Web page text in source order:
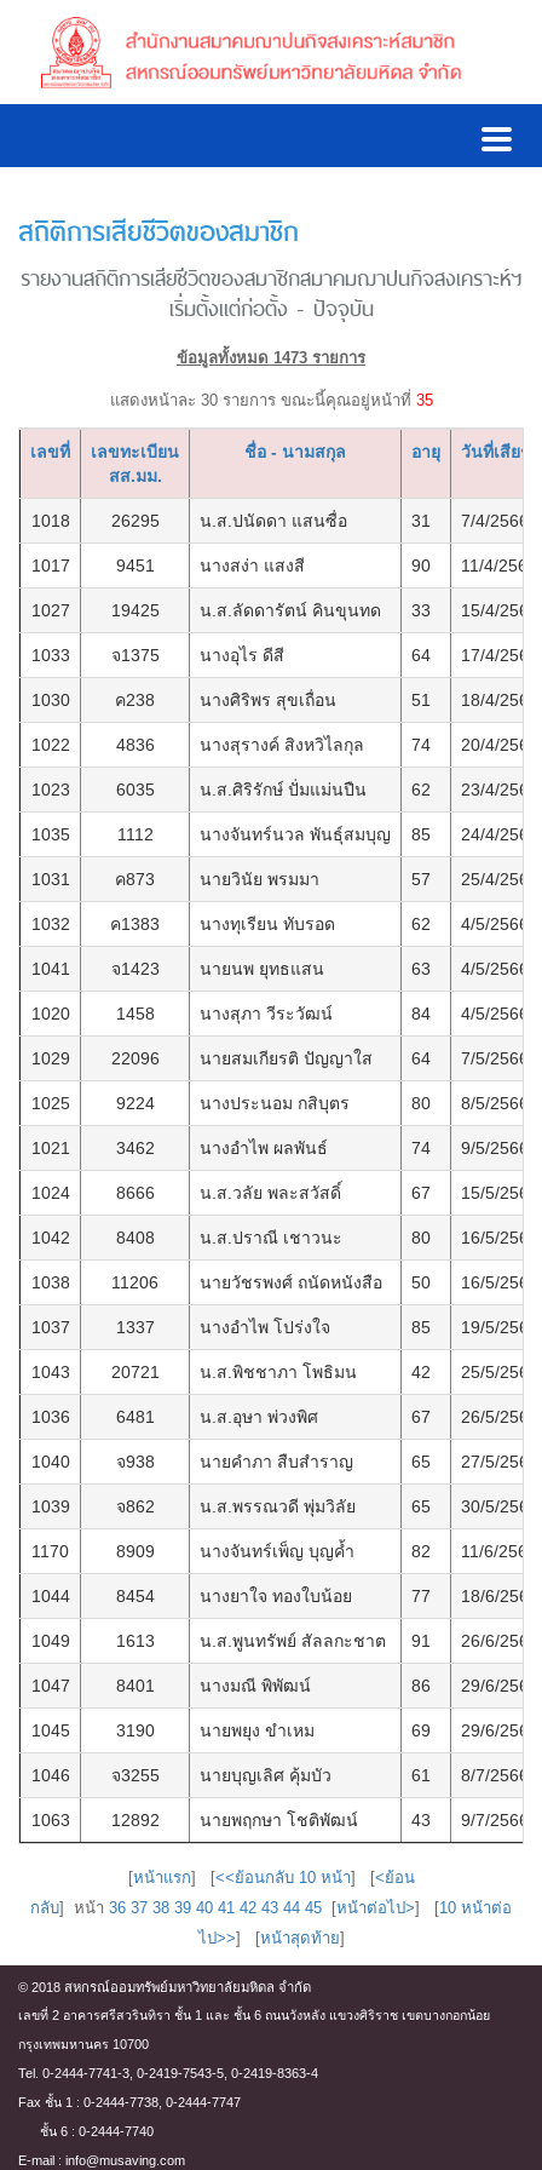
สถิติการเสียชีวิตของสมาชิก
รายงานสถิติการเสียชีวิตของสมาชิกสมาคมฌาปนกิจสงเคราะห์ฯ
เริ่มตั้งแต่ก่อตั้ง - ปัจจุบัน
ข้อมูลทั้งหมด 1473 รายการ
แสดงหน้าละ 30 รายการ ขณะนี้คุณอยู่หน้าที่ 35
เลขที่
เลขทะเบียน
สส.มม.
ชื่อ - นามสกุล อายุ วันที่เสียชี
1018 26295 น.ส.ปนัดดา แสนซื่อ 31 7/4/2566
1017 9451 นางสง่า แสงสี 90 11/4/2566
1027 19425 น.ส.ลัดดารัตน์ คินขุนทด 33 15/4/2566
1033 จ1375 นางอุไร ดีสี 64 17/4/2566
1030 ค238 นางศิริพร สุขเถื่อน 51 18/4/2566
1022 4836 นางสุรางค์ สิงหวิไลกุล 74 20/4/2566
1023 6035 น.ส.ศิริรักษ์ ปั่มแม่นปืน 62 23/4/2566
1035 1112 นางจันทร์นวล พันธุ์สมบุญ 85 24/4/2566
1031 ค873 นายวินัย พรมมา 57 25/4/2566
1032 ค1383 นางทุเรียน ทับรอด 62 4/5/2566
1041 จ1423 นายนพ ยุทธแสน 63 4/5/2566
1020 1458 นางสุภา วีระวัฒน์ 84 4/5/2566
1029 22096 นายสมเกียรติ ปัญญาใส 64 7/5/2566
1025 9224 นางประนอม กสิบุตร 80 8/5/2566
1021 3462 นางอำไพ ผลพันธ์ 74 9/5/2566
1024 8666 น.ส.วลัย พละสวัสดิ์ 67 15/5/2566
1042 8408 น.ส.ปราณี เชาวนะ 80 16/5/2566
1038 11206 นายวัชรพงศ์ ถนัดหนังสือ 50 16/5/2566
1037 1337 นางอำไพ โปร่งใจ 85 19/5/2566
1043 20721 น.ส.พิชชาภา โพธิมน 42 25/5/2566
1036 6481 น.ส.อุษา พ่วงพิศ 67 26/5/2566
1040 จ938 นายคำภา สืบสำราญ 65 27/5/2566
1039 จ862 น.ส.พรรณวดี พุ่มวิลัย 65 30/5/2566
1170 8909 นางจันทร์เพ็ญ บุญค้ำ 82 11/6/2566
1044 8454 นางยาใจ ทองใบน้อย 77 18/6/2566
1049 1613 น.ส.พูนทรัพย์ สัลลกะชาต 91 26/6/2566
1047 8401 นางมณี พิพัฒน์ 86 29/6/2566
1045 3190 นายพยุง ขำเหม 69 29/6/2566
1046 จ3255 นายบุญเลิศ คุ้มบัว 61 8/7/2566
1063 12892 นายพฤกษา โชติพัฒน์ 43 9/7/2566
[หน้าแรก] [<<ย้อนกลับ 10 หน้า] [<ย้อน
กลับ] หน้า 36 37 38 39 40 41 42 43 44 45 [หน้าต่อไป>] [10 หน้าต่อ
ไป>>] [หน้าสุดท้าย]
© 2018 สหกรณ์ออมทรัพย์มหาวิทยาลัยมหิดล จำกัด
เลขที่ 2 อาคารศรีสวรินทิรา ชั้น 1 และ ชั้น 6 ถนนวังหลัง แขวงศิริราช เขตบางกอกน้อย
กรุงเทพมหานคร 10700
Tel. 0-2444-7741-3, 0-2419-7543-5, 0-2419-8363-4
Fax ชั้น 1 : 0-2444-7738, 0-2444-7747
ชั้น 6 : 0-2444-7740
E-mail : info@musaving.com